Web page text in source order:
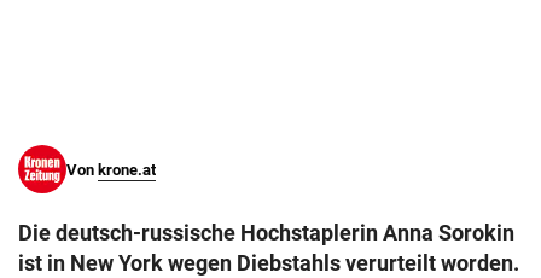
Von krone.at
Die deutsch-russische Hochstaplerin Anna Sorokin
ist in New York wegen Diebstahls verurteilt worden.